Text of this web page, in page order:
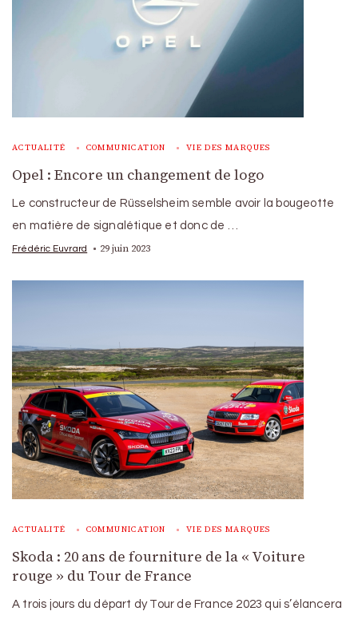
ACTUALITÉ COMMUNICATION VIE DES MARQUES
Opel : Encore un changement de logo
Le constructeur de Rüsselsheim semble avoir la bougeotte
en matière de signalétique et donc de …
Frédéric Euvrard 29 juin 2023
ACTUALITÉ COMMUNICATION VIE DES MARQUES
Skoda : 20 ans de fourniture de la « Voiture
rouge » du Tour de France
A trois jours du départ dy Tour de France 2023 qui s’élancera